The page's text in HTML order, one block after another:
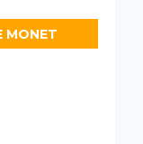
MONET